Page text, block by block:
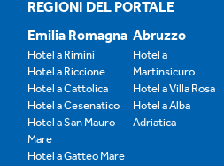
REGIONI DEL PORTALE
Emilia Romagna
Hotel a Rimini
Hotel a Riccione
Hotel a Cattolica
Hotel a Cesenatico
Hotel a San Mauro
Mare
Hotel a Gatteo Mare
Abruzzo
Hotel a
Martinsicuro
Hotel a Villa Rosa
Hotel a Alba
Adriatica